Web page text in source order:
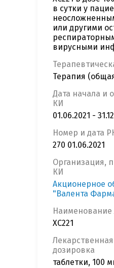
в сутки у
или другими
вирусными
Терапия
Дата начала и
КИ
01.06.2021 -
Номер и дата
270 01.06.2021
Организация,
КИ
Акционерное
"Валента
Наименование
ХС221
дозировка
таблетки, 100